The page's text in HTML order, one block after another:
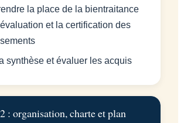
la place de la bientraitance
et la certification des
synthèse et évaluer les acquis
: organisation, charte et plan